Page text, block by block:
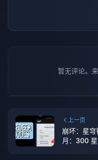
暂无评论。
上一页
崩坏：星
月：300